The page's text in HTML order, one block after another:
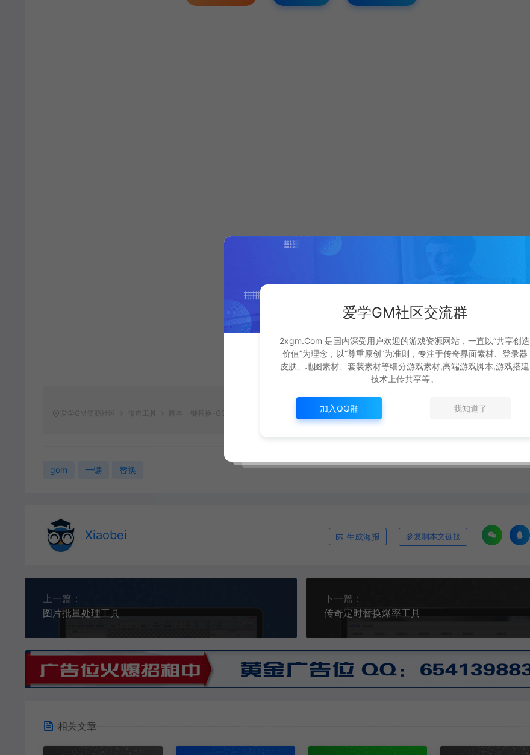
爱学GM资源社区 传奇工具 脚本一键替换-GOM专用 https://www.2xgm.com/536.html
gom 一键 替换
Xiaobei 生成海报 复制本文链接
上一篇：
图片批量处理工具
下一篇：
传奇定时替换爆率工具
相关文章
爱学GM社区交流群
2xgm.Com 是国内深受用户欢迎的游戏资源网站，一直以“共享创造
价值”为理念，以“尊重原创”为准则，专注于传奇界面素材、登录器
皮肤、地图素材、套装素材等细分游戏素材,高端游戏脚本,游戏搭建
技术上传共享等。
加入QQ群 我知道了